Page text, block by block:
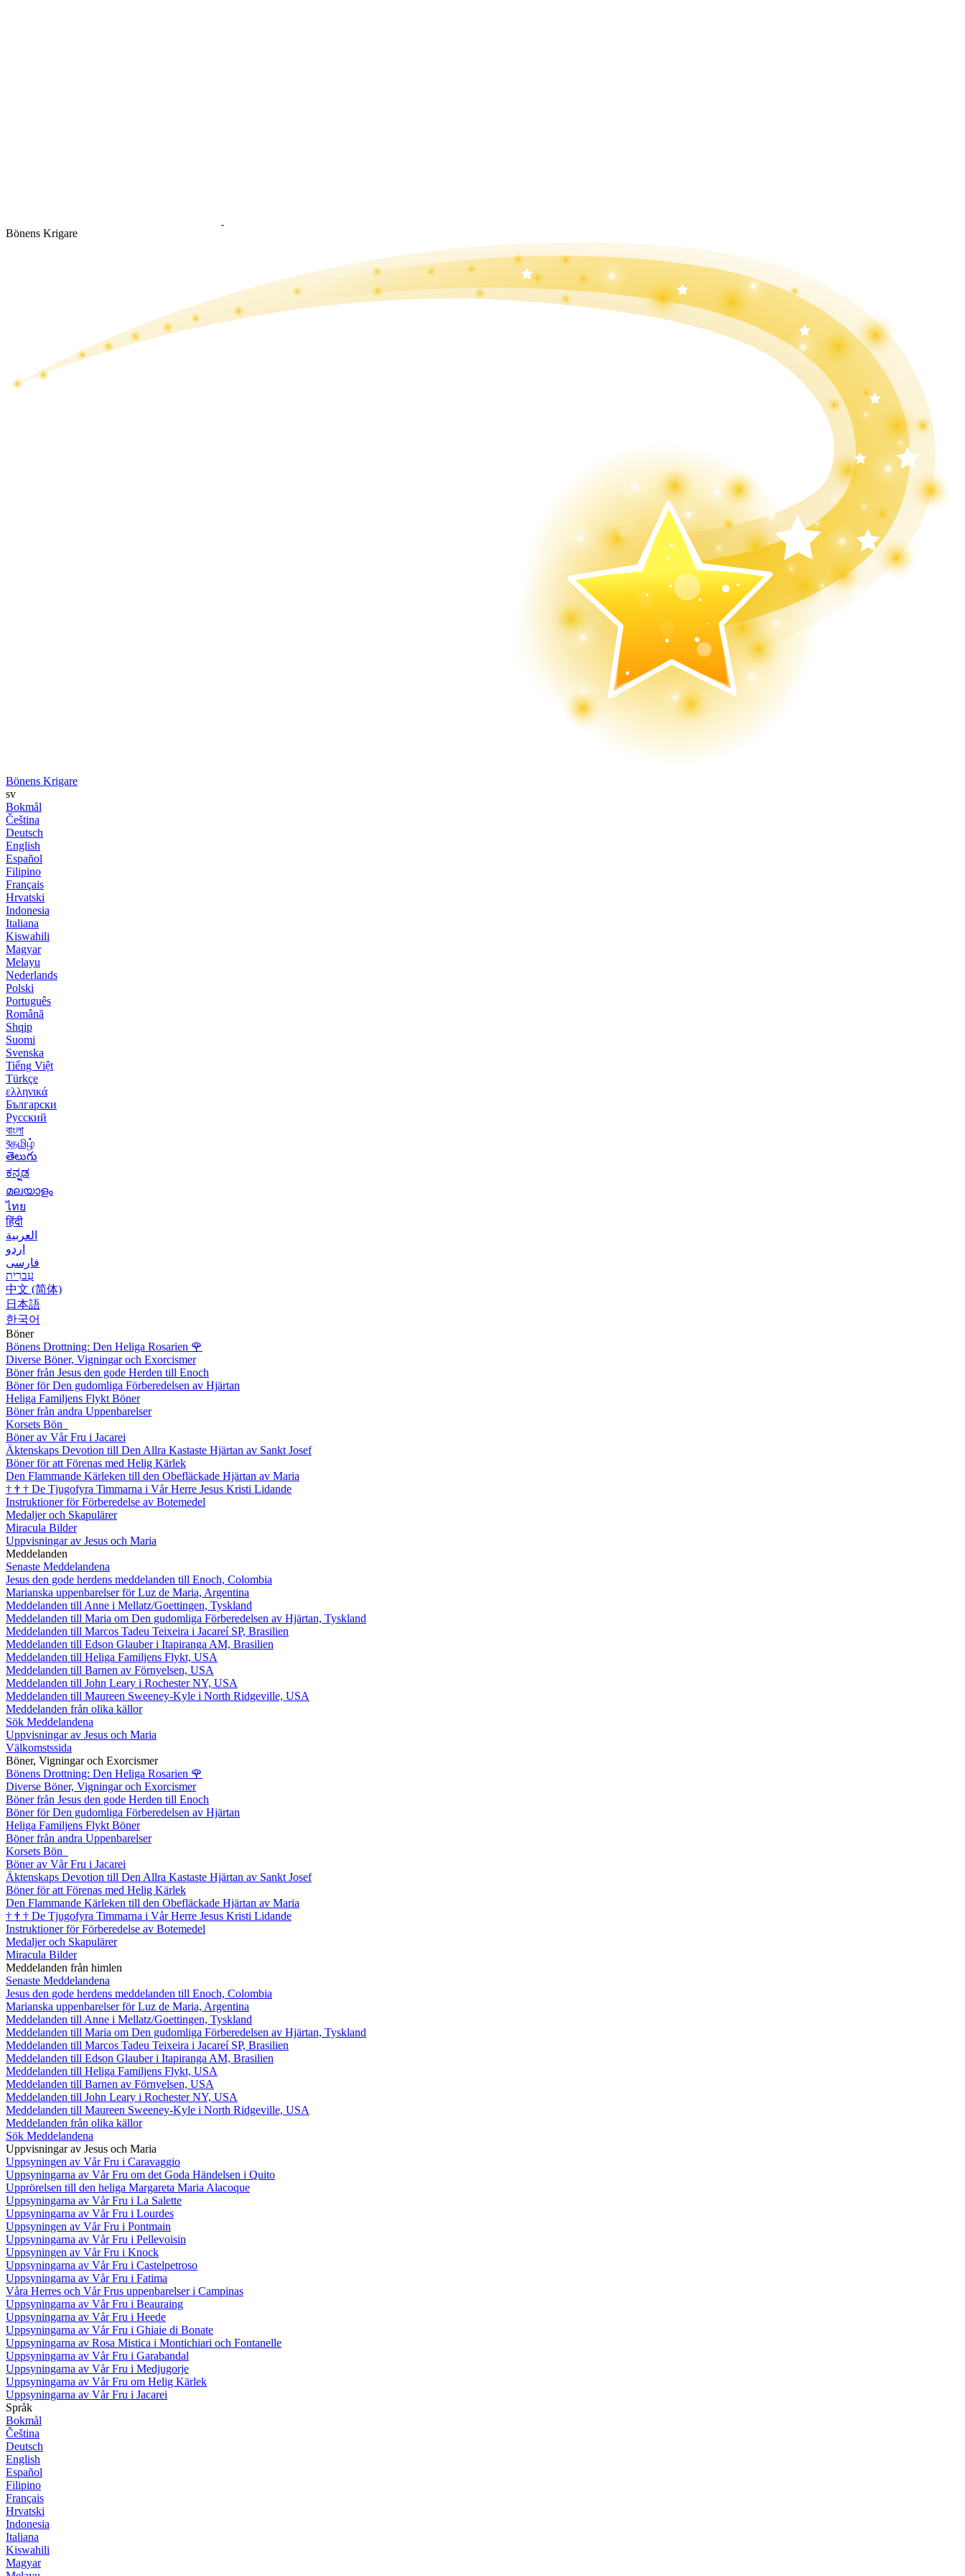
Bönens Krigare
Bönens Krigare
sv
Bokmål
Čeština
Deutsch
English
Español
Filipino
Français
Hrvatski
Indonesia
Italiana
Kiswahili
Magyar
Melayu
Nederlands
Polski
Português
Română
Shqip
Suomi
Svenska
Tiếng Việt
Türkçe
ελληνικά
Български
Русский
বাংলা
বதமிழ்
తెలుగు
ಕನ್ನಡ
മലയാളം
ไทย
हिंदी
العربية
اردو
فارسی
עִברִית
中文 (简体)
日本語
한국어
Böner
Bönens Drottning: Den Heliga Rosarien 🌹
Diverse Böner, Vigningar och Exorcismer
Böner från Jesus den gode Herden till Enoch
Böner för Den gudomliga Förberedelsen av Hjärtan
Heliga Familjens Flykt Böner
Böner från andra Uppenbarelser
Korsets Bön
Böner av Vår Fru i Jacarei
Äktenskaps Devotion till Den Allra Kastaste Hjärtan av Sankt Josef
Böner för att Förenas med Helig Kärlek
Den Flammande Kärleken till den Obefläckade Hjärtan av Maria
† † † De Tjugofyra Timmarna i Vår Herre Jesus Kristi Lidande
Instruktioner för Förberedelse av Botemedel
Medaljer och Skapulärer
Miracula Bilder
Uppvisningar av Jesus och Maria
Meddelanden
Senaste Meddelandena
Jesus den gode herdens meddelanden till Enoch, Colombia
Marianska uppenbarelser för Luz de Maria, Argentina
Meddelanden till Anne i Mellatz/Goettingen, Tyskland
Meddelanden till Maria om Den gudomliga Förberedelsen av Hjärtan, Tyskland
Meddelanden till Marcos Tadeu Teixeira i Jacareí SP, Brasilien
Meddelanden till Edson Glauber i Itapiranga AM, Brasilien
Meddelanden till Heliga Familjens Flykt, USA
Meddelanden till Barnen av Förnyelsen, USA
Meddelanden till John Leary i Rochester NY, USA
Meddelanden till Maureen Sweeney-Kyle i North Ridgeville, USA
Meddelanden från olika källor
Sök Meddelandena
Uppvisningar av Jesus och Maria
Välkomstssida
Böner, Vigningar och Exorcismer
Bönens Drottning: Den Heliga Rosarien 🌹
Diverse Böner, Vigningar och Exorcismer
Böner från Jesus den gode Herden till Enoch
Böner för Den gudomliga Förberedelsen av Hjärtan
Heliga Familjens Flykt Böner
Böner från andra Uppenbarelser
Korsets Bön
Böner av Vår Fru i Jacarei
Äktenskaps Devotion till Den Allra Kastaste Hjärtan av Sankt Josef
Böner för att Förenas med Helig Kärlek
Den Flammande Kärleken till den Obefläckade Hjärtan av Maria
† † † De Tjugofyra Timmarna i Vår Herre Jesus Kristi Lidande
Instruktioner för Förberedelse av Botemedel
Medaljer och Skapulärer
Miracula Bilder
Meddelanden från himlen
Senaste Meddelandena
Jesus den gode herdens meddelanden till Enoch, Colombia
Marianska uppenbarelser för Luz de Maria, Argentina
Meddelanden till Anne i Mellatz/Goettingen, Tyskland
Meddelanden till Maria om Den gudomliga Förberedelsen av Hjärtan, Tyskland
Meddelanden till Marcos Tadeu Teixeira i Jacareí SP, Brasilien
Meddelanden till Edson Glauber i Itapiranga AM, Brasilien
Meddelanden till Heliga Familjens Flykt, USA
Meddelanden till Barnen av Förnyelsen, USA
Meddelanden till John Leary i Rochester NY, USA
Meddelanden till Maureen Sweeney-Kyle i North Ridgeville, USA
Meddelanden från olika källor
Sök Meddelandena
Uppvisningar av Jesus och Maria
Uppsyningen av Vår Fru i Caravaggio
Uppsyningarna av Vår Fru om det Goda Händelsen i Quito
Upprörelsen till den heliga Margareta Maria Alacoque
Uppsyningarna av Vår Fru i La Salette
Uppsyningarna av Vår Fru i Lourdes
Uppsyningen av Vår Fru i Pontmain
Uppsyningarna av Vår Fru i Pellevoisin
Uppsyningen av Vår Fru i Knock
Uppsyningarna av Vår Fru i Castelpetroso
Uppsyningarna av Vår Fru i Fatima
Våra Herres och Vår Frus uppenbarelser i Campinas
Uppsyningarna av Vår Fru i Beauraing
Uppsyningarna av Vår Fru i Heede
Uppsyningarna av Vår Fru i Ghiaie di Bonate
Uppsyningarna av Rosa Mistica i Montichiari och Fontanelle
Uppsyningarna av Vår Fru i Garabandal
Uppsyningarna av Vår Fru i Medjugorje
Uppsyningarna av Vår Fru om Helig Kärlek
Uppsyningarna av Vår Fru i Jacarei
Språk
Bokmål
Čeština
Deutsch
English
Español
Filipino
Français
Hrvatski
Indonesia
Italiana
Kiswahili
Magyar